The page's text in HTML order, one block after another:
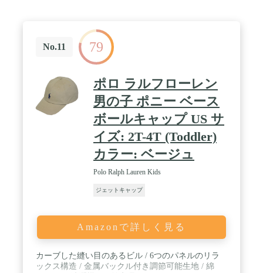
No.11 79
ポロ ラルフローレン
男の子 ポニー ベース
ボールキャップ US サ
イズ: 2T-4T (Toddler)
カラー: ベージュ
Polo Ralph Lauren Kids
ジェットキャップ
Amazonで詳しく見る
カーブした縫い目のあるビル / 6つのパネルのリラ
ックス構造 / 金属バックル付き調節可能生地 / 綿